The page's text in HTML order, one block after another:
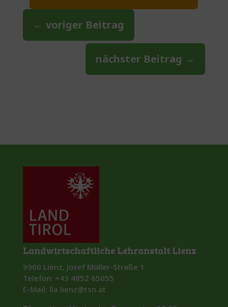
← voriger Beitrag
nächster Beitrag →
Landwirtschaftliche Lehranstalt Lienz
9900 Lienz, Josef Müller-Straße 1
Telefon: +43 4852 65055
E-Mail: lla.lienz@tsn.at